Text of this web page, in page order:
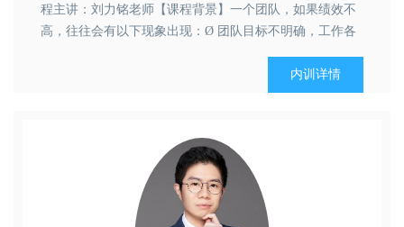
程主讲：刘力铭老师【课程背景】一个团队，如果绩效不
高，往往会有以下现象出现：Ø 团队目标不明确，工作各
的累死，有人闲的发慌；Ø 协作效率低下，团队成员不知
道怎么有效的合作，工作流程不顺畅；Ø 看着问题下属感
内训详情